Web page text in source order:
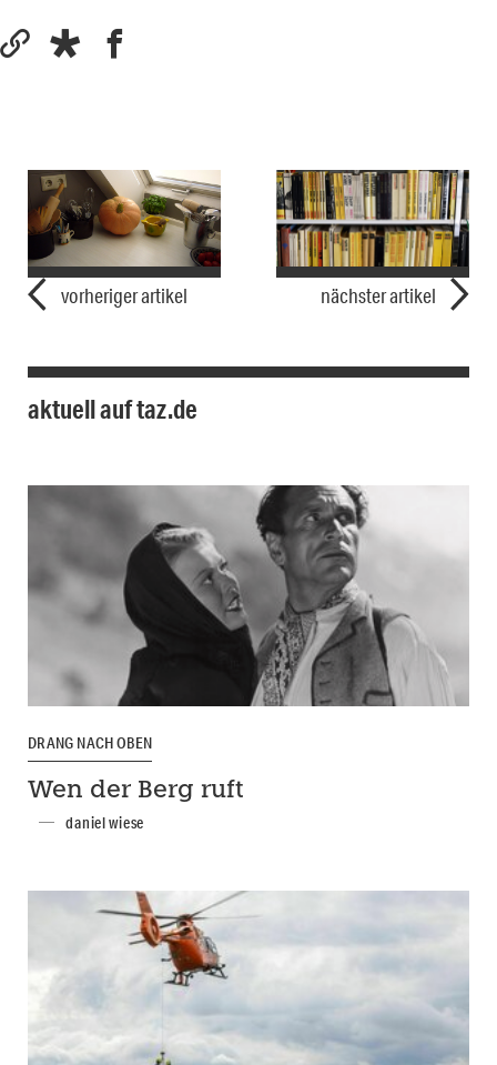
vorheriger artikel nächster artikel
aktuell auf taz.de
DRANG NACH OBEN
Wen der Berg ruft
daniel wiese